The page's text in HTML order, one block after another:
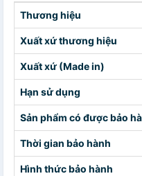
Thương hiệu
Xuất xứ thương hiệu
Xuất xứ (Made in)
Hạn sử dụng
Sản phẩm có được bảo
Thời gian bảo hành
Hình thức bảo hành